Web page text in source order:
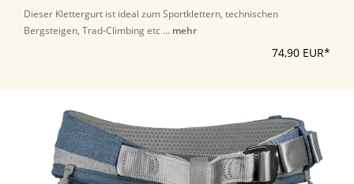
Dieser Klettergurt ist ideal zum Sportklettern, technischen
Bergsteigen, Trad-Climbing etc ... mehr
74,90 EUR*